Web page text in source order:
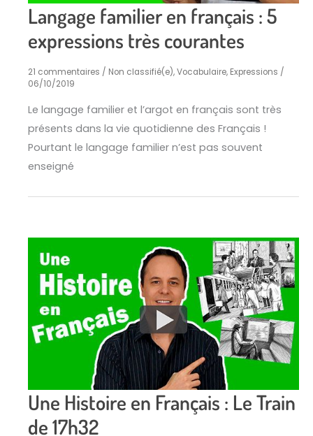
Langage familier en français : 5
expressions très courantes
21 commentaires / Non classifié(e),Vocabulaire, Expressions /
06/10/2019
Le langage familier et l’argot en français sont très
présents dans la vie quotidienne des Français !
Pourtant le langage familier n’est pas souvent
enseigné
Une Histoire en Français : Le Train
de 17h32